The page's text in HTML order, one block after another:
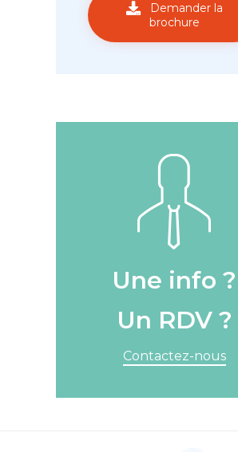
Demander la
brochure
Une info ?
Un RDV ?
Contactez-nous